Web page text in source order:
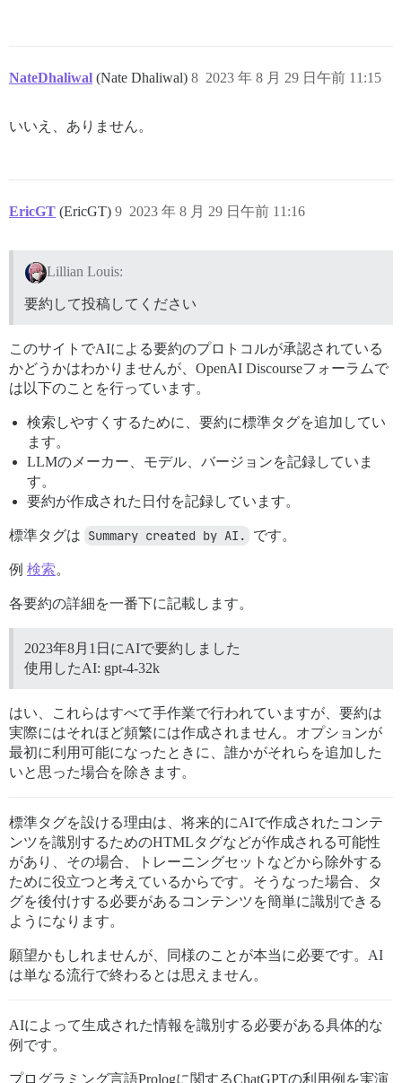
NateDhaliwal (Nate Dhaliwal) 2023 年 8 月 29 日午前 11:15
8
いいえ、ありません。
EricGT (EricGT) 2023 年 8 月 29 日午前 11:16
9
Lillian Louis:
要約して投稿してください
このサイトでAIによる要約のプロトコルが承認されている
かどうかはわかりませんが、OpenAI Discourseフォーラムで
は以下のことを行っています。
検索しやすくするために、要約に標準タグを追加してい
ます。
LLMのメーカー、モデル、バージョンを記録していま
す。
要約が作成された日付を記録しています。
標準タグは Summary created by AI. です。
例 検索。
各要約の詳細を一番下に記載します。
2023年8月1日にAIで要約しました
使用したAI: gpt-4-32k
はい、これらはすべて手作業で行われていますが、要約は
実際にはそれほど頻繁には作成されません。オプションが
最初に利用可能になったときに、誰かがそれらを追加した
いと思った場合を除きます。
標準タグを設ける理由は、将来的にAIで作成されたコンテ
ンツを識別するためのHTMLタグなどが作成される可能性
があり、その場合、トレーニングセットなどから除外する
ために役立つと考えているからです。そうなった場合、タ
グを後付けする必要があるコンテンツを簡単に識別できる
ようになります。
願望かもしれませんが、同様のことが本当に必要です。AI
は単なる流行で終わるとは思えません。
AIによって生成された情報を識別する必要がある具体的な
例です。
プログラミング言語Prologに関するChatGPTの利用例を実演